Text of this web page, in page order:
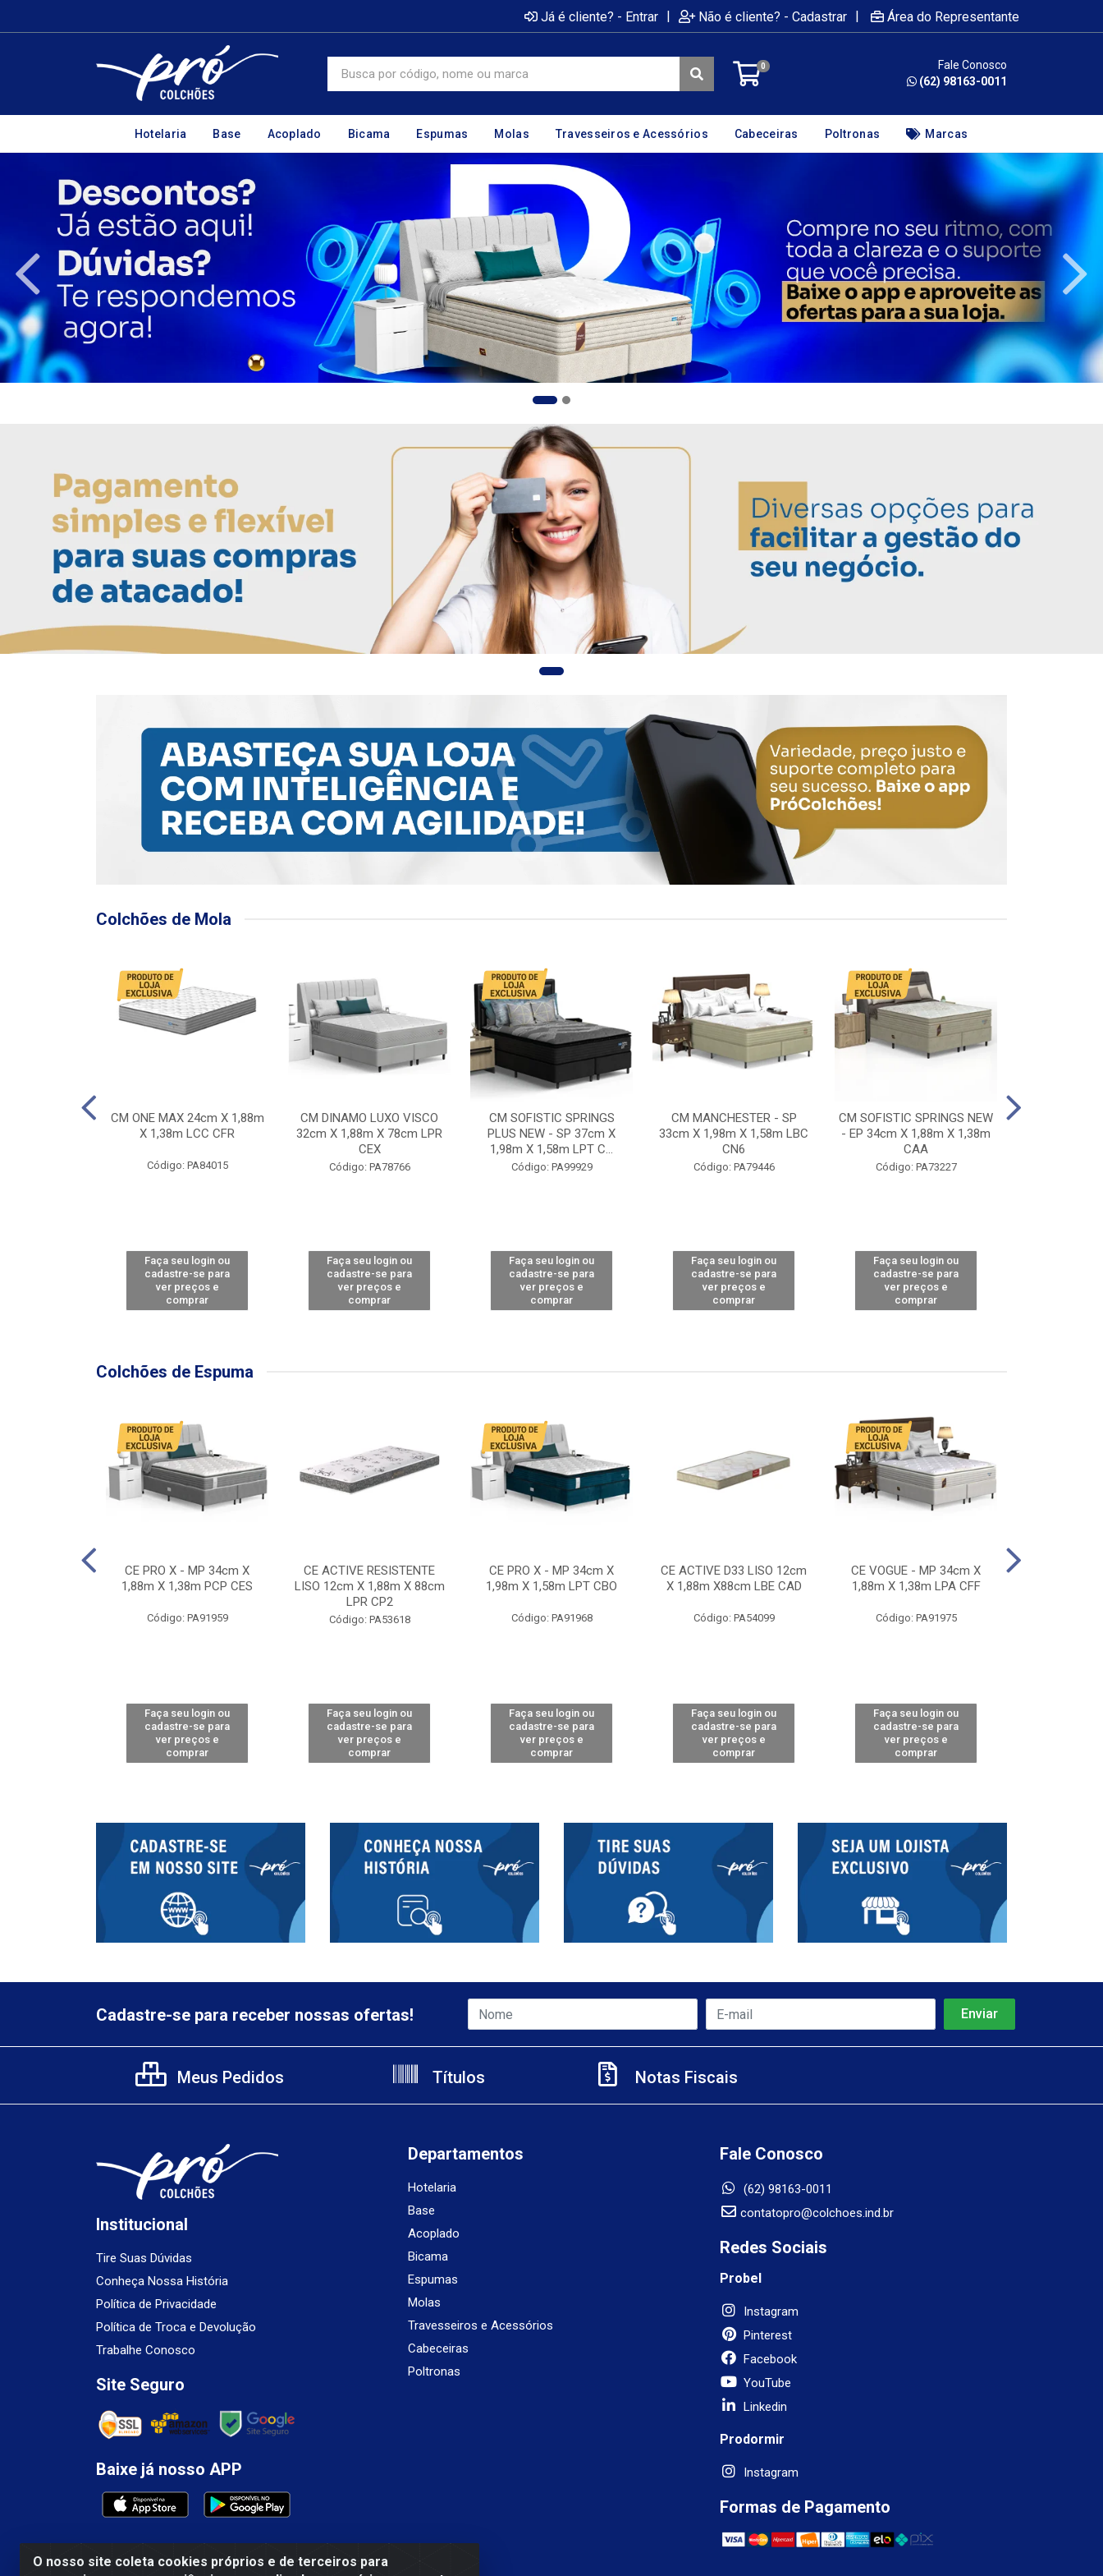
Já é cliente? - Entrar | Não é cliente? - Cadastrar | Área do Representante
0
Fale Conosco
(62) 98163-0011
Hotelaria Base Acoplado Bicama Espumas Molas Travesseiros e Acessórios Cabeceiras Poltronas Marcas
Colchões de Mola
CM ONE MAX 24cm X 1,88m
X 1,38m LCC CFR
Código: PA84015
Faça seu login ou
cadastre-se para
ver preços e
comprar
CM DINAMO LUXO VISCO
32cm X 1,88m X 78cm LPR
CEX
Código: PA78766
Faça seu login ou
cadastre-se para
ver preços e
comprar
CM SOFISTIC SPRINGS
PLUS NEW - SP 37cm X
1,98m X 1,58m LPT C...
Código: PA99929
Faça seu login ou
cadastre-se para
ver preços e
comprar
CM MANCHESTER - SP
33cm X 1,98m X 1,58m LBC
CN6
Código: PA79446
Faça seu login ou
cadastre-se para
ver preços e
comprar
CM SOFISTIC SPRINGS NEW
- EP 34cm X 1,88m X 1,38m
CAA
Código: PA73227
Faça seu login ou
cadastre-se para
ver preços e
comprar
Colchões de Espuma
CE PRO X - MP 34cm X
1,88m X 1,38m PCP CES
Código: PA91959
Faça seu login ou
cadastre-se para
ver preços e
comprar
CE ACTIVE RESISTENTE
LISO 12cm X 1,88m X 88cm
LPR CP2
Código: PA53618
Faça seu login ou
cadastre-se para
ver preços e
comprar
CE PRO X - MP 34cm X
1,98m X 1,58m LPT CBO
Código: PA91968
Faça seu login ou
cadastre-se para
ver preços e
comprar
CE ACTIVE D33 LISO 12cm
X 1,88m X88cm LBE CAD
Código: PA54099
Faça seu login ou
cadastre-se para
ver preços e
comprar
CE VOGUE - MP 34cm X
1,88m X 1,38m LPA CFF
Código: PA91975
Faça seu login ou
cadastre-se para
ver preços e
comprar
O nosso site coleta cookies próprios e de terceiros para
Cadastre-se para receber nossas ofertas!
Meus Pedidos Títulos Notas Fiscais
Institucional
Tire Suas Dúvidas
Conheça Nossa História
Política de Privacidade
Política de Troca e Devolução
Trabalhe Conosco
Site Seguro
Baixe já nosso APP
Departamentos
Hotelaria
Base
Acoplado
Bicama
Espumas
Molas
Travesseiros e Acessórios
Cabeceiras
Poltronas
Fale Conosco
(62) 98163-0011
contatopro@colchoes.ind.br
Redes Sociais
Probel
Instagram
Pinterest
Facebook
YouTube
Linkedin
Prodormir
Instagram
Formas de Pagamento